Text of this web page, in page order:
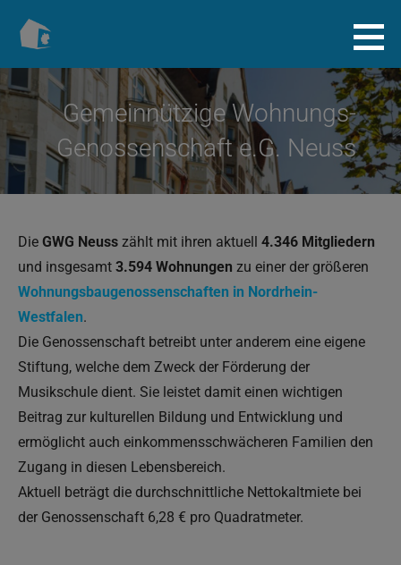
Inhalt
Baugenossenschaft.info
Gemeinnützige Wohnungs-
Genossenschaft e.G. Neuss
Die GWG Neuss zählt mit ihren aktuell 4.346 Mitgliedern
und insgesamt 3.594 Wohnungen zu einer der größeren
Wohnungsbaugenossenschaften in Nordrhein-
Westfalen.
Die Genossenschaft betreibt unter anderem eine eigene
Stiftung, welche dem Zweck der Förderung der
Musikschule dient. Sie leistet damit einen wichtigen
Beitrag zur kulturellen Bildung und Entwicklung und
ermöglicht auch einkommensschwächeren Familien den
Zugang in diesen Lebensbereich.
Aktuell beträgt die durchschnittliche Nettokaltmiete bei
der Genossenschaft 6,28 € pro Quadratmeter.